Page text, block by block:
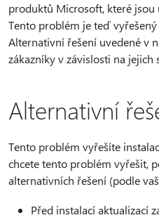
produktů Microsoft, které jsou
Tento problém je teď
Alternativní řešení uvedené v
zákazníky v závislosti na jejich
Alternativní
Tento problém vyřešíte
chcete tento problém vyřešit,
alternativních řešení (podle
Před instalací aktualizací